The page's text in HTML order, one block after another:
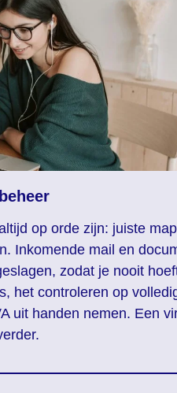
op orde zijn: juiste
Inkomende mail en
zodat je nooit
het controleren op
uit handen nemen. Een